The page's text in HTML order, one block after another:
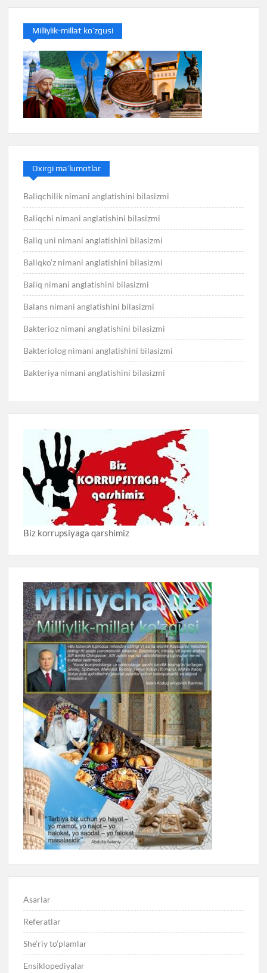
Milliylik-millat ko’zgusi
Oxirgi ma’lumotlar
Baliqchilik nimani anglatishini bilasizmi
Baliqchi nimani anglatishini bilasizmi
Baliq uni nimani anglatishini bilasizmi
Baliqko’z nimani anglatishini bilasizmi
Baliq nimani anglatishini bilasizmi
Balans nimani anglatishini bilasizmi
Bakterioz nimani anglatishini bilasizmi
Bakteriolog nimani anglatishini bilasizmi
Bakteriya nimani anglatishini bilasizmi
Biz korrupsiyaga qarshimiz
Asarlar
Referatlar
She’riy to’plamlar
Ensiklopediyalar